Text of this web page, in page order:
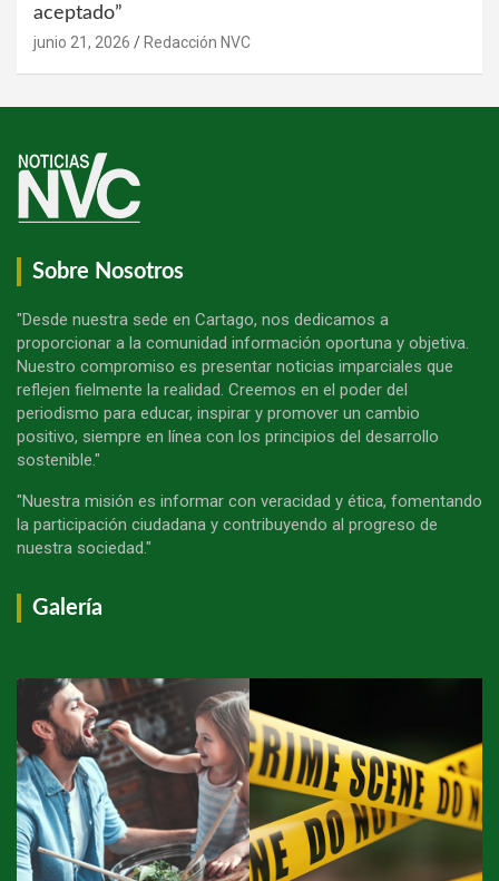
aceptado”
junio 21, 2026 Redacción NVC
Sobre Nosotros
"Desde nuestra sede en Cartago, nos dedicamos a
proporcionar a la comunidad información oportuna y objetiva.
Nuestro compromiso es presentar noticias imparciales que
reflejen fielmente la realidad. Creemos en el poder del
periodismo para educar, inspirar y promover un cambio
positivo, siempre en línea con los principios del desarrollo
sostenible."
"Nuestra misión es informar con veracidad y ética, fomentando
la participación ciudadana y contribuyendo al progreso de
nuestra sociedad."
Galería